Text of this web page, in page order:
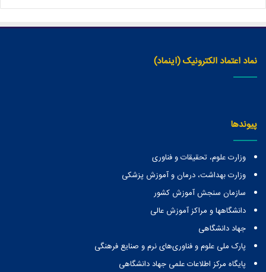
نماد اعتماد الکترونیک (اینماد)
پیوندها
وزارت علوم، تحقیقات و فناوری
وزارت بهداشت، درمان و آموزش پزشکی
سازمان سنجش آموزش کشور
دانشگاهها و مراكز آموزش عالی
جهاد دانشگاهی
پارک ملی علوم و فناوری‌های نرم و صنایع فرهنگی
پایگاه مرکز اطلاعات علمی جهاد دانشگاهی